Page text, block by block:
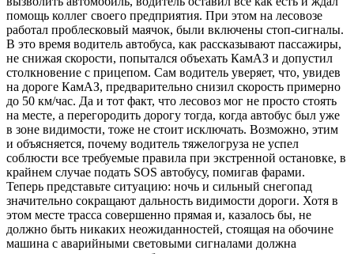
помощь коллег своего предприятия. При этом на лесовозе
работал проблесковый маячок, были включены стоп-сигналы.
В это время водитель автобуса, как рассказывают пассажиры,
не снижая скорости, попытался объехать КамАЗ и допустил
столкновение с прицепом. Сам водитель уверяет, что, увидев
на дороге КамАЗ, предварительно снизил скорость примерно
до 50 км/час. Да и тот факт, что лесовоз мог не просто стоять
на месте, а перегородить дорогу тогда, когда автобус был уже
в зоне видимости, тоже не стоит исключать. Возможно, этим
и объясняется, почему водитель тяжелогруза не успел
соблюсти все требуемые правила при экстренной остановке, в
крайнем случае подать SOS автобусу, помигав фарами.
Теперь представьте ситуацию: ночь и сильный снегопад
значительно сокращают дальность видимости дороги. Хотя в
этом месте трасса совершенно прямая и, казалось бы, не
должно быть никаких неожиданностей, стоящая на обочине
машина с аварийными световыми сигналами должна